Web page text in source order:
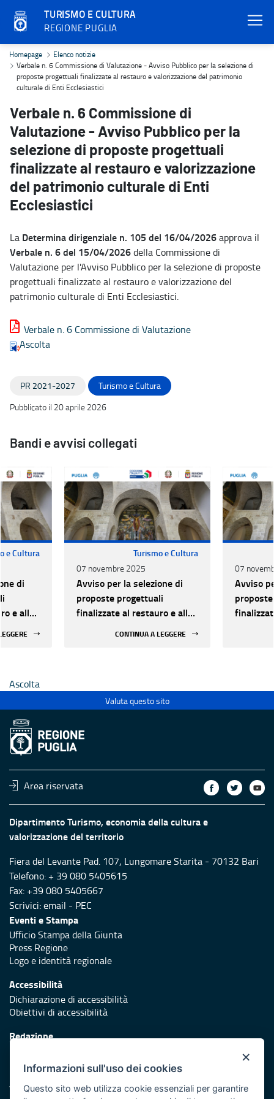
TURISMO E CULTURA
REGIONE PUGLIA
Verbale n. 6 Commissione di Valutazione - Avviso Pubblico per
Homepage
Elenco notizie
Verbale n. 6 Commissione di Valutazione - Avviso Pubblico per la selezione di
proposte progettuali finalizzate al restauro e valorizzazione del patrimonio
culturale di Enti Ecclesiastici
Verbale n. 6 Commissione di
Valutazione - Avviso Pubblico per la
selezione di proposte progettuali
finalizzate al restauro e valorizzazione
del patrimonio culturale di Enti
Ecclesiastici
La Determina dirigenziale n. 105 del 16/04/2026approva il
Verbale n. 6 del 15/04/2026della Commissione di
Valutazione per l'Avviso Pubblico per la selezione di proposte
progettuali finalizzate al restauro e valorizzazione del
patrimonio culturale di Enti Ecclesiastici.
Verbale n. 6 Commissione di Valutazione
Ascolta
PR 2021-2027
Turismo e Cultura
Pubblicato il 20 aprile 2026
Bandi e avvisi collegati
e Cultura
di
e alla
Turismo e Cultura
07 novembre 2025
Avviso per la selezione di
proposte progettuali
finalizzate al restauro e alla
CONTINUA A LEGGERE
07
Avviso
Ascolta
Valuta questo sito
Area riservata
Dipartimento Turismo, economia della cultura e
valorizzazione del territorio
Fiera del Levante Pad. 107, Lungomare Starita - 70132 Bari
Telefono: + 39 080 5405615
Fax: +39 080 5405667
Scrivici:email - PEC
Eventi e Stampa
Ufficio Stampa della Giunta
Press Regione
Logo e identità regionale
Accessibilità
Dichiarazione di accessibilità
Obiettivi di accessibilità
Redazione
Protezione civile
Vai al sito di Protezione Civile Puglia
×
Informazioni sull'uso dei cookies
Questo sito web utilizza cookie essenziali per garantire